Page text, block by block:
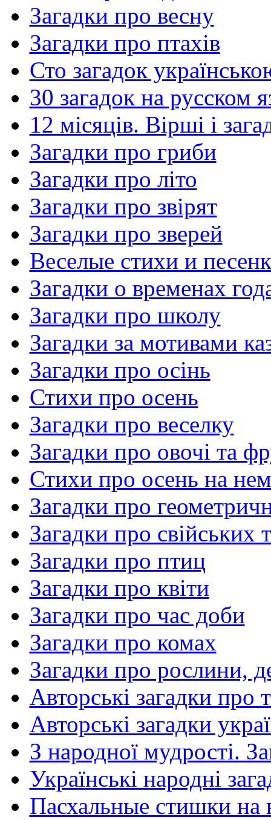
Загадки про весну
Загадки про птахів
Сто загадок
30 загадок на русском
12 місяців. Вірші і
Загадки про гриби
Загадки про літо
Загадки про звірят
Загадки про зверей
Веселые стихи и
Загадки о временах
Загадки про школу
Загадки за мотивами
Загадки про осінь
Стихи про осень
Загадки про веселку
Загадки про овочі та
Стихи про осень на
Загадки про
Загадки про свійських
Загадки про птиц
Загадки про квіти
Загадки про час доби
Загадки про комах
Загадки про рослини,
Авторські загадки про
Авторські загадки
З народної мудрості.
Українські народні
Пасхальные стишки на